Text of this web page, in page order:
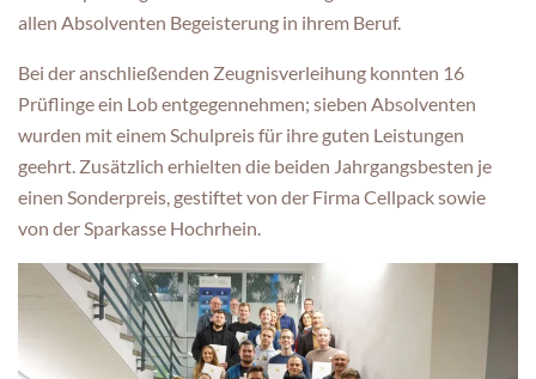
allen Absolventen Begeisterung in ihrem Beruf.
Bei der anschließenden Zeugnisverleihung konnten 16
Prüflinge ein Lob entgegennehmen; sieben Absolventen
wurden mit einem Schulpreis für ihre guten Leistungen
geehrt. Zusätzlich erhielten die beiden Jahrgangsbesten je
einen Sonderpreis, gestiftet von der Firma Cellpack sowie
von der Sparkasse Hochrhein.